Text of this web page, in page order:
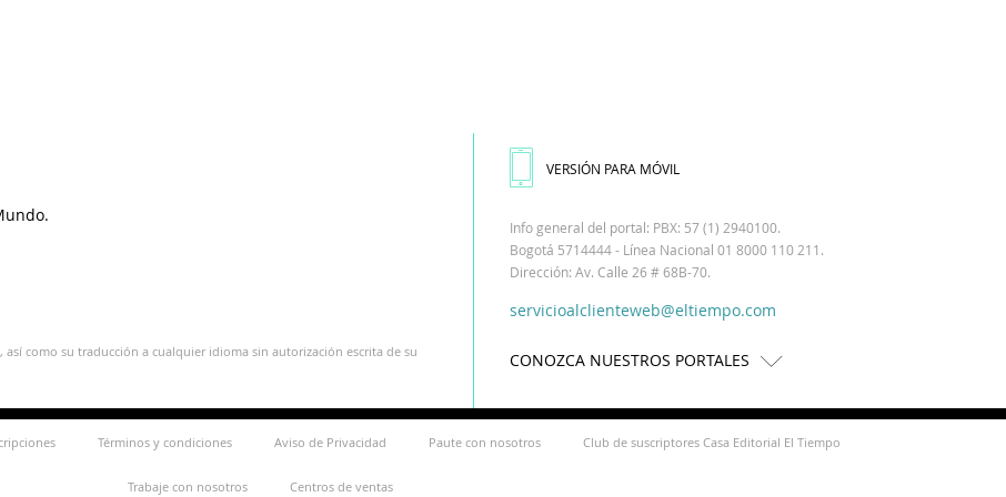
así como su traducción a cualquier idioma sin autorización escrita de su
VERSIÓN PARA MÓVIL
Info general del portal: PBX: 57 (1) 2940100.
Bogotá 5714444 - Línea Nacional 01 8000 110 211.
Dirección: Av. Calle 26 # 68B-70.
servicioalclienteweb@eltiempo.com
CONOZCA NUESTROS PORTALES
Términos y condiciones Aviso de Privacidad Paute con nosotros Club de suscriptores Casa Editorial El Tiempo
Trabaje con nosotros Centros de ventas